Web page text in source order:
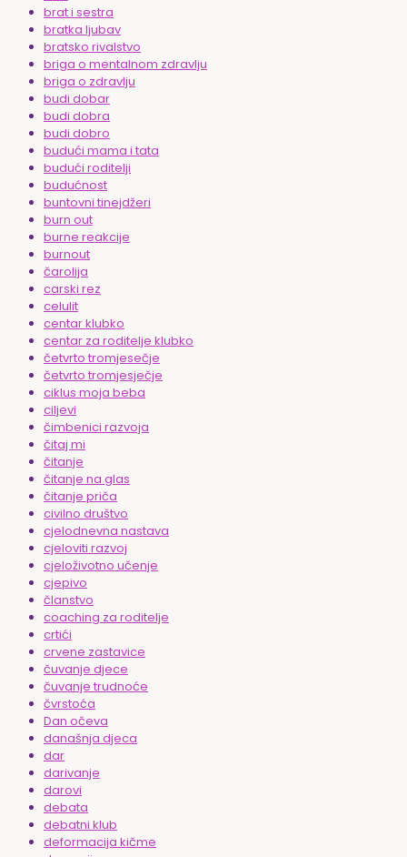
brat i sestra
bratka ljubav
bratsko rivalstvo
briga o mentalnom zdravlju
briga o zdravlju
budi dobar
budi dobra
budi dobro
budući mama i tata
budući roditelji
budućnost
buntovni tinejdžeri
burn out
burne reakcije
burnout
čarolija
carski rez
celulit
centar klubko
centar za roditelje klubko
četvrto tromjesečje
četvrto tromjesječje
ciklus moja beba
ciljevi
čimbenici razvoja
čitaj mi
čitanje
čitanje na glas
čitanje priča
civilno društvo
cjelodnevna nastava
cjeloviti razvoj
cjeloživotno učenje
cjepivo
članstvo
coaching za roditelje
crtići
crvene zastavice
čuvanje djece
čuvanje trudnoće
čvrstoća
Dan očeva
današnja djeca
dar
darivanje
darovi
debata
debatni klub
deformacija kičme